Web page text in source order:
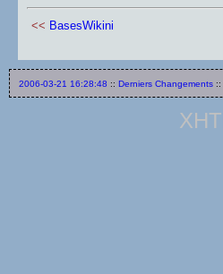
<< BasesWikini
2006-03-21 16:28:48 :: Derniers Changements ::